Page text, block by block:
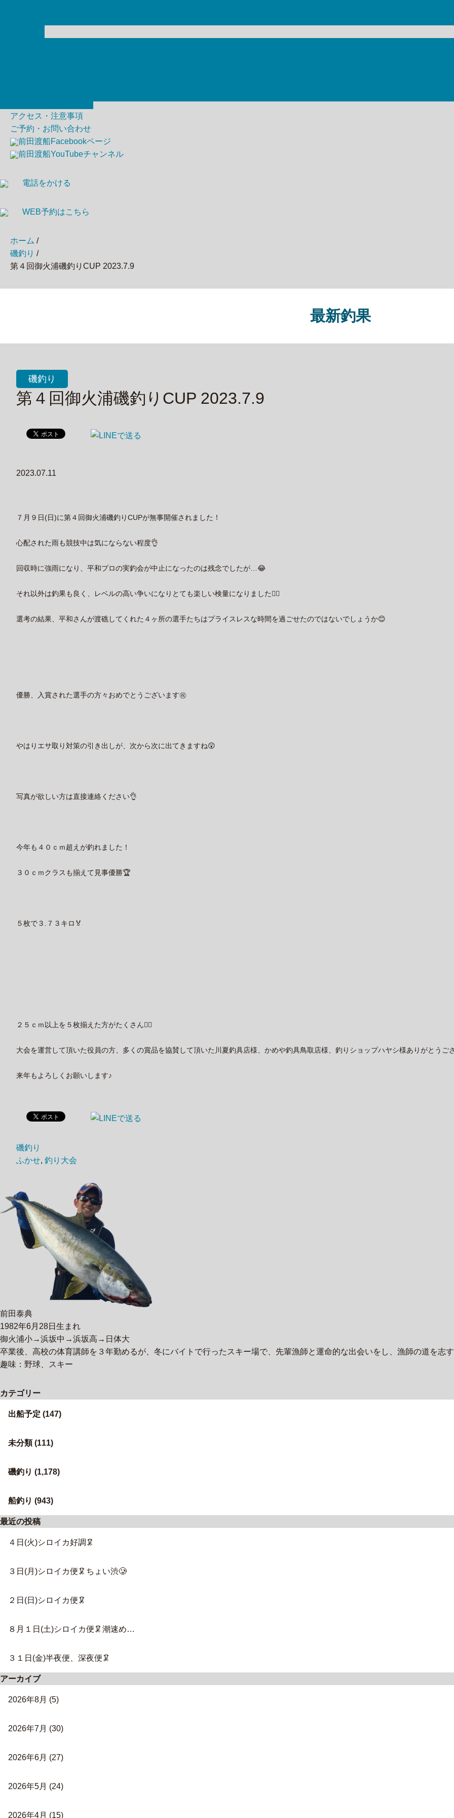
アクセス・注意事項
ご予約・お問い合わせ
前田渡船Facebookページ
前田渡船YouTubeチャンネル
電話をかける
WEB予約はこちら
ホーム /
磯釣り /
第４回御火浦磯釣りCUP 2023.7.9
最新釣果
磯釣り
第４回御火浦磯釣りCUP 2023.7.9
2023.07.11
７月９日(日)に第４回御火浦磯釣りCUPが無事開催されました！
心配された雨も競技中は気にならない程度👌
回収時に強雨になり、平和プロの実釣会が中止になったのは残念でしたが…😂
それ以外は釣果も良く、レベルの高い争いになりとても楽しい検量になりました🙆‍♂️
選考の結果、平和さんが渡礁してくれた４ヶ所の選手たちはプライスレスな時間を過ごせたのではないでしょうか😊
優勝、入賞された選手の方々おめでとうございます㊗️
やはりエサ取り対策の引き出しが、次から次に出てきますね😲
写真が欲しい方は直接連絡ください👌
今年も４０ｃｍ超えが釣れました！
３０ｃｍクラスも揃えて見事優勝🏆
５枚で３.７３キロ🏅
２５ｃｍ以上を５枚揃えた方がたくさん🙆‍♂️
大会を運営して頂いた役員の方、多くの賞品を協賛して頂いた川夏釣具店様、かめや釣具鳥取店様、釣りショップハヤシ様ありがとうご
来年もよろしくお願いします♪
磯釣り
ふかせ, 釣り大会
前田泰典
1982年6月28日生まれ
御火浦小→浜坂中→浜坂高→日体大
卒業後、高校の体育講師を３年勤めるが、冬にバイトで行ったスキー場で、先輩漁師と運命的な出会いをし、漁師の道を志
趣味：野球、スキー
カテゴリー
出船予定 (147)
未分類(111)
磯釣り (1,178)
船釣り (943)
最近の投稿
４日(火)シロイカ好調🦑
３日(月)シロイカ便🦑ちょい渋🥲
２日(日)シロイカ便🦑
８月１日(土)シロイカ便🦑潮速め…
３１日(金)半夜便、深夜便🦑
アーカイブ
2026年8月 (5)
2026年7月 (30)
2026年6月 (27)
2026年5月 (24)
2026年4月 (15)